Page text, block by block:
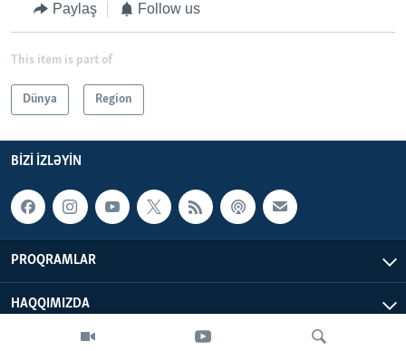
Paylaş Follow us
This item is part of
Dünya Region
BIZI IZLƏYIN
PROQRAMLAR
HAQQIMIZDA